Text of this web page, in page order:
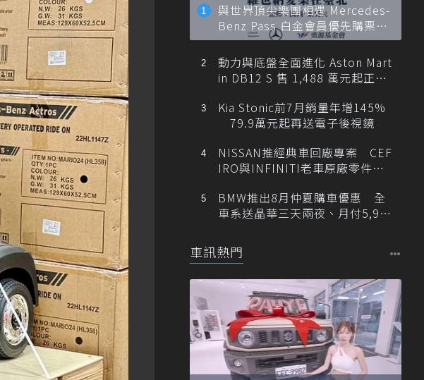
與世界頂尖樂團相遇 Mercedes-
Benz Pass 白金會員優先購票維
也納愛樂
動力與底盤全面進化 Aston Mart
in DB12 S 售 1,488 萬元起正式
Kia Stonic前7月銷量年增145%
79.9萬元起再送電子後視鏡
NISSAN推經典車回廠專案 CEF
IRO與INFINITI老車原廠零件最
BMW推出8月仲夏購車優惠 全
車系送晶華三天兩夜、月付5,900
車訊熱門